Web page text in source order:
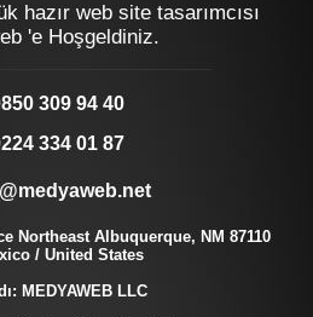
hazır web site tasarımcısı
'e Hoşgeldiniz.
309 94 40
334 01 87
Northeast Albuquerque, NM 87110
/ United States
MEDYAWEB LLC